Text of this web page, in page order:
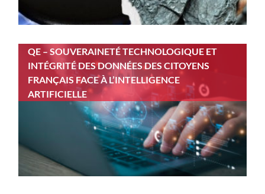
QE – SOUVERAINETÉ TECHNOLOGIQUE ET
INTÉGRITÉ DES DONNÉES DES CITOYENS
FRANÇAIS FACE À L’INTELLIGENCE
ARTIFICIELLE